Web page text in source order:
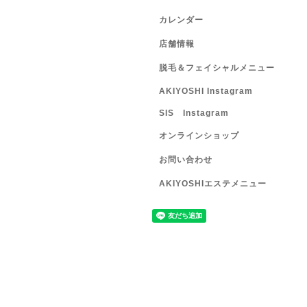
カレンダー
店舗情報
脱毛＆フェイシャルメニュー
AKIYOSHI Instagram
SIS Instagram
オンラインショップ
お問い合わせ
AKIYOSHIエステメニュー